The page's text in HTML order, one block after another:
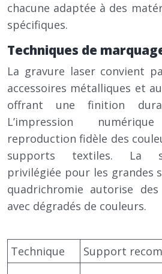
chacune adaptée à des
spécifiques.
Techniques de
La gravure laser convient
accessoires métalliques et
offrant une finition
L’impression
reproduction fidèle des
supports textiles. La
privilégiée pour les grandes
quadrichromie autorise des
avec dégradés de couleurs.
Technique Support